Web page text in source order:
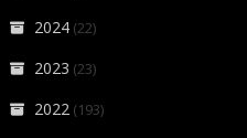
2024 (22)
2023 (23)
2022 (193)